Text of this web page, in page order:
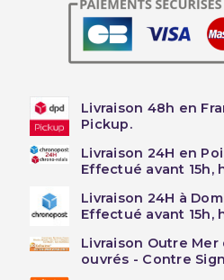
Livraison 48h en
Pickup.
Livraison 24H en
Effectué avant 15h,
Livraison 24H à
Effectué avant 15h,
Livraison Outre Mer
ouvrés - Contre